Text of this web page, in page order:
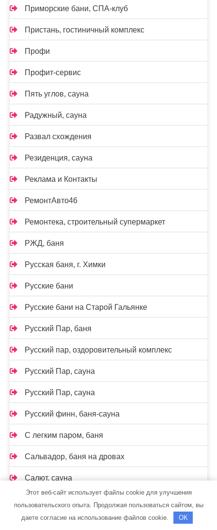
Приморские бани, СПА-клуб
Пристань, гостиничный комплекс
Профи
Профит-сервис
Пять углов, сауна
Радужный, сауна
Развал схождения
Резиденция, сауна
Реклама и Контакты
РемонтАвто46
Ремонтека, строительный супермаркет
РЖД, баня
Русская баня, г. Химки
Русские бани
Русские бани на Старой Гальянке
Русский Пар, баня
Русский пар, оздоровительный комплекс
Русский Пар, сауна
Русский Пар, сауна
Русский финн, баня-сауна
С легким паром, баня
Сальвадор, баня на дровах
Салют, сауна
Сауна на Раевском тракте
Этот веб-сайт использует файлы cookie для улучшения
пользовательского опыта. Продолжая пользоваться сайтом, вы
даете согласие на использование файлов cookie.
OK